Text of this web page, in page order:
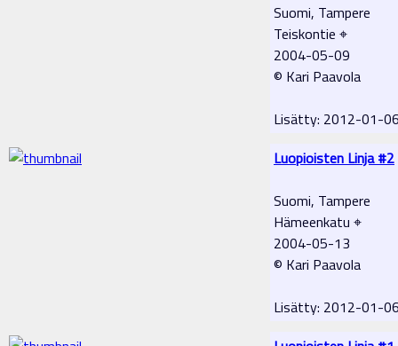
Suomi, Tampere
Teiskontie ⌖
2004-05-09
© Kari Paavola
Lisätty: 2012-01-
Luopioisten Linja #2
Suomi, Tampere
Hämeenkatu ⌖
2004-05-13
© Kari Paavola
Lisätty: 2012-01-